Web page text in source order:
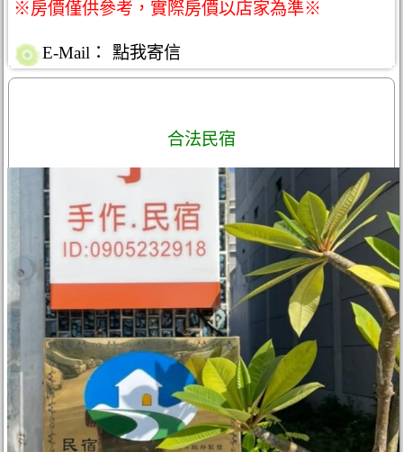
※房價僅供參考，實際房價以店家為準※
E-Mail： 點我寄信
合法民宿